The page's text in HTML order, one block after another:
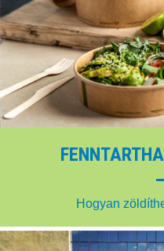
Hogyan